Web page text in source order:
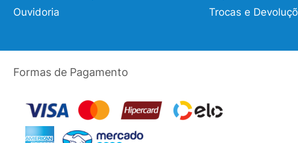
Ouvidoria
Trocas e
Formas de Pagamento